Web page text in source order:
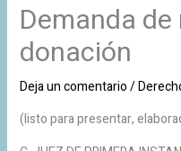
Demanda
donación
Deja un comentario/
(listo para presentar,